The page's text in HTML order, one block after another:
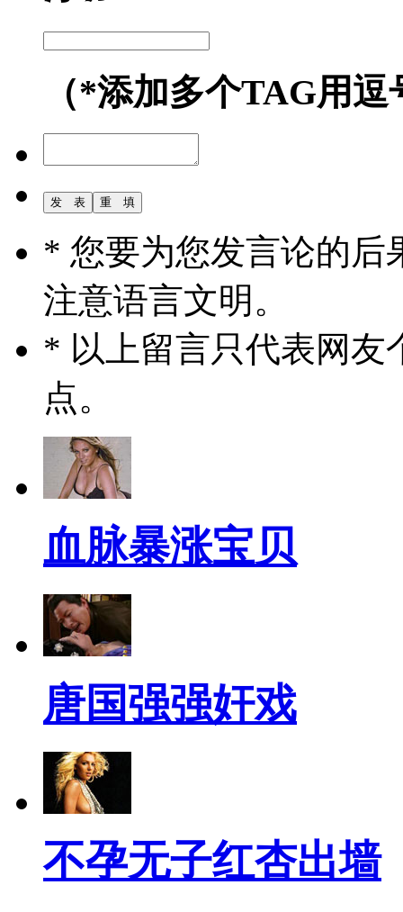
（*添加多个TAG用
* 您要为您发言论的后
注意语言文明。
* 以上留言只代表网友
点。
血脉暴涨宝贝
唐国强强奸戏
不孕无子红杏出墙